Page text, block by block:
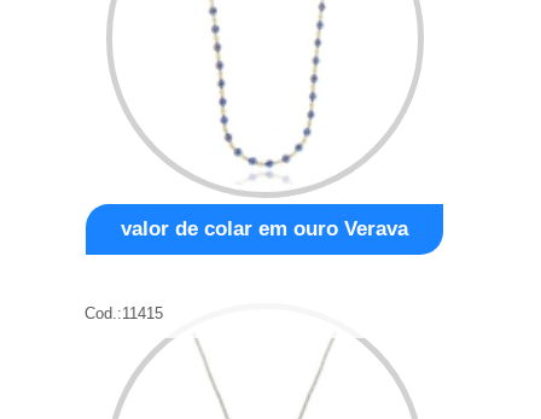
valor de colar em ouro Verava
Cod.:11415